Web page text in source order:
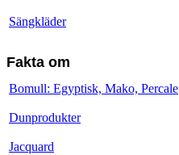
Sängkläder
Fakta om
Bomull: Egyptisk, Mako, Percale
Dunprodukter
Jacquard